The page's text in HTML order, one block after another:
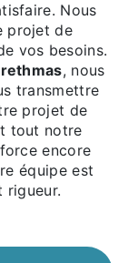
Nous
projet de
vos besoins.
, nous
transmettre
projet de
tout notre
encore
équipe est
rigueur.